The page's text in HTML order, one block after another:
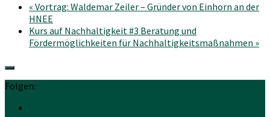
« Vortrag: Waldemar Zeiler – Gründer von Einhorn an der
HNEE
Kurs auf Nachhaltigkeit #3 Beratung und
Fördermöglichkeiten für Nachhaltigkeitsmaßnahmen »
Folgen: